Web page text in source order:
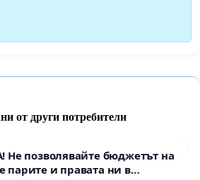
висока мотивираност средс
специализирано
реномето и престижа на
порочна и опасна практикя,
от други потребители
Не позволявайте бюджетът на
парите и правата ни в